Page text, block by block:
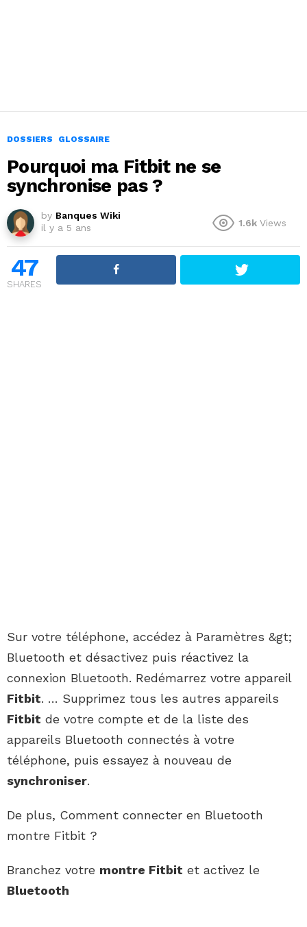
DOSSIERS GLOSSAIRE
Pourquoi ma Fitbit ne se
synchronise pas ?
by Banques Wiki
il y a 5 ans
1.6k Views
47
SHARES
Sur votre téléphone, accédez à Paramètres &gt;
Bluetooth et désactivez puis réactivez la
connexion Bluetooth. Redémarrez votre appareil
Fitbit. … Supprimez tous les autres appareils
Fitbit de votre compte et de la liste des
appareils Bluetooth connectés à votre
téléphone, puis essayez à nouveau de
synchroniser.
De plus, Comment connecter en Bluetooth
montre Fitbit ?
Branchez votre montre Fitbit et activez le
Bluetooth